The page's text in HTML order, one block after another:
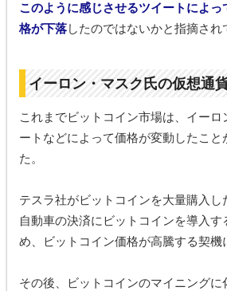
このように感じさせるツイートによ
格が下落したのではないかと指摘され
イーロン・マスク氏の仮想通
これまでビットコイン市場は、イーロ
ートなどによって価格が変動したこと
た。
テスラ社がビットコインを大量購入
自動車の決済にビットコインを導入す
め、ビットコイン価格が高騰する契機
その後、ビットコインのマイニングに